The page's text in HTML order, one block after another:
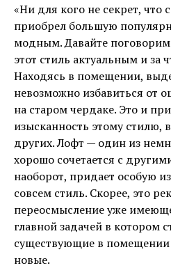
«Ни для кого не секрет, что
приобрел большую
модным. Давайте поговорим
этот стиль актуальным и за
Находясь в помещении,
невозможно избавиться от
на старом чердаке. Это и
изысканность этому стилю,
других. Лофт — один из
хорошо сочетается с
наоборот, придает особую
совсем стиль. Скорее, это
переосмысление уже
главной задачей в котором
существующие в помещении
новые.